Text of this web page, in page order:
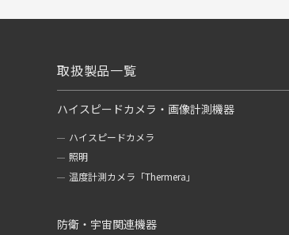
取扱製品一覧
ハイスピードカメラ・画像計測機器
ハイスピードカメラ
照明
温度計測カメラ「Thermera」
防衛・宇宙関連機器